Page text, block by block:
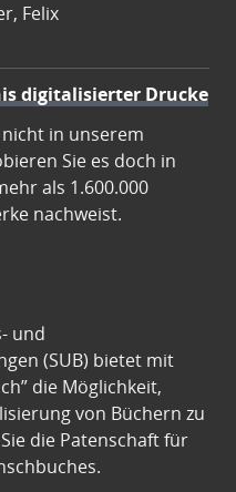
Felix
digitalisierter Drucke
in unserem
Sie es doch in
als 1.600.000
nachweist.
und
(SUB) bietet mit
die Möglichkeit,
von Büchern zu
die Patenschaft für